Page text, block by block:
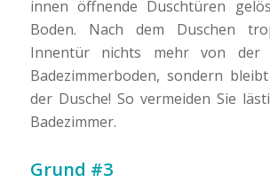
innen öffnende Duschtüren
Boden. Nach dem Duschen
Innentür nichts mehr von
Badezimmerboden, sondern
der Dusche! So vermeiden Sie
Badezimmer.
Grund #3